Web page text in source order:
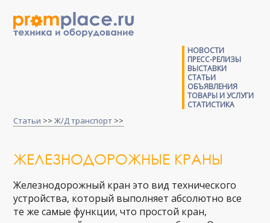
НОВОСТИ
ПРЕСС-РЕЛИЗЫ
ВЫСТАВКИ
СТАТЬИ
ОБЪЯВЛЕНИЯ
ТОВАРЫ И УСЛУГИ
СТАТИСТИКА
Статьи >>Ж/Д транспорт >>
ЖЕЛЕЗНОДОРОЖНЫЕ КРАНЫ
Железнодорожный кран это вид технического
устройства, который выполняет абсолютно все
те же самые функции, что простой кран,